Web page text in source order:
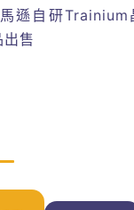
遜自研Trainium
售